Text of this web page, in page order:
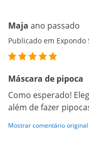
Maja ano passado
Publicado em Expondo
Máscara de pipoca
Como esperado!
além de fazer
Mostrar comentário original